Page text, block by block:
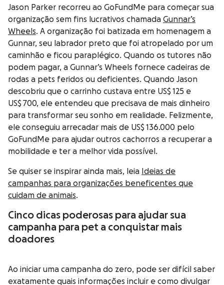
Jason Parker recorreu ao GoFundMe para começar sua
organização sem fins lucrativos chamada Gunnar’s
Wheels. A organização foi batizada em homenagem a
Gunnar, seu labrador preto que foi atropelado por um
caminhão e ficou paraplégico. Quando os tutores não
podem pagar, a Gunnar’s Wheels fornece cadeiras de
rodas a pets feridos ou deficientes. Quando Jason
descobriu que o carrinho custava entre US$ 125 e
US$ 700, ele entendeu que precisava de mais dinheiro
para transformar seu sonho em realidade. Felizmente,
ele conseguiu arrecadar mais de US$ 136.000 pelo
GoFundMe para ajudar outros cachorros a recuperar a
mobilidade e ter a melhor vida possível.
Se quiser se inspirar ainda mais, leia Ideias de
campanhas para organizações beneficentes que
cuidam de animais.
Cinco dicas poderosas para ajudar sua
campanha para pet a conquistar mais
doadores
Ao iniciar uma campanha do zero, pode ser difícil saber
exatamente quais informações incluir e como divulgar